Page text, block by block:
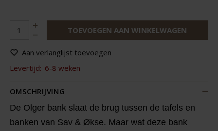
TOEVOEGEN AAN WINKELWAGEN
Aan verlanglijst toevoegen
Levertijd: 6-8 weken
OMSCHRIJVING
De Olger bank slaat de brug tussen de tafels en
banken van Sav & Økse. Maar wat deze bank